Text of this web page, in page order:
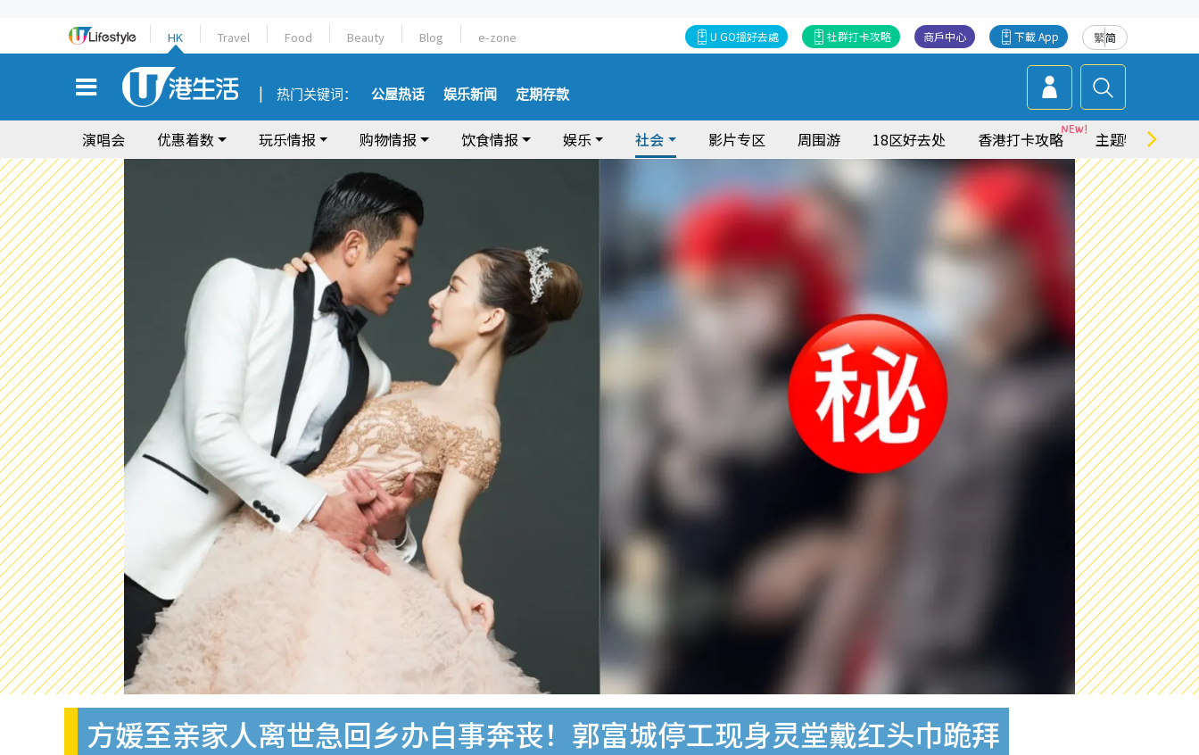
HK Travel Food Beauty Blog e-zone 繁简
下載 App
商戶中心
社群打卡攻略
U GO搵好去處
热门关键词： 公屋热话 娱乐新闻 定期存款
演唱会 优惠着数 玩乐情报 购物情报 饮食情报 娱乐 社会 影片专区 周围游 18区好去处 香港打卡攻略 主题特集
方媛至亲家人离世急回乡办白事奔丧！郭富城停工现身灵堂戴红头巾跪拜